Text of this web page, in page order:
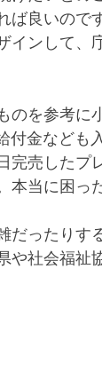
ば良いので
インして、
のを参考に
付金なども
完売したプ
本当に困っ
だったりす
や社会福祉